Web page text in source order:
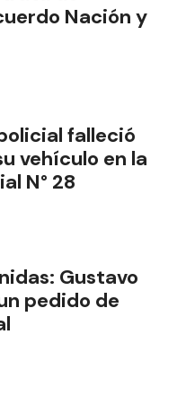
Nación y
falleció
vehículo en la
N° 28
Gustavo
pedido de